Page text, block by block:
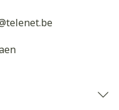
telenet.be